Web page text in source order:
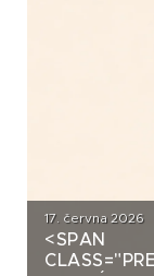
17. června 2026
<SPAN